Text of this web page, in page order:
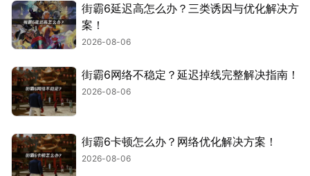
街霸6延迟高怎么办？三类诱因与优化解决方
案！
2026-08-06
街霸6网络不稳定？延迟掉线完整解决指南！
2026-08-06
街霸6卡顿怎么办？网络优化解决方案！
2026-08-06